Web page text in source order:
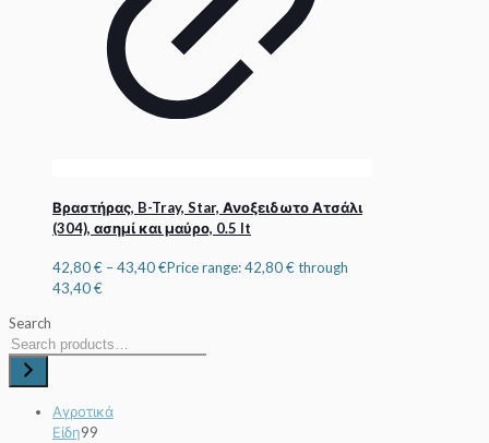
Βραστήρας, B-Tray, Star, Ανοξειδωτο Ατσάλι
(304), ασημί και μαύρο, 0.5 lt
42,80€ –43,40€Price range: 42,80 € through
43,40 €
Search
Αγροτικά
Είδη99